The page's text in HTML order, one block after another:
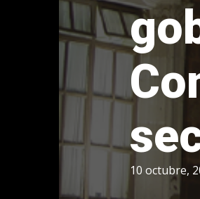
10 octubre,